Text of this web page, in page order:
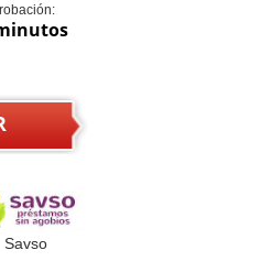
Savso